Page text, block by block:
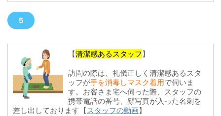
５
【清潔感あるスタッフ 】
訪問の際は、礼儀正しく清潔感あるスタ
ッフが手を消毒しマスク着用で伺いま
す。お客さま宅へ伺った際、スタッフの
携帯電話の番号、顔写真が入った名刺を
差し出しております【スタッフの動画】